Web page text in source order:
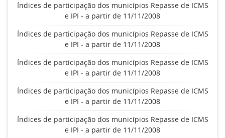
Índices de participação dos municípios Repasse de ICMS
e IPI - a partir de 11/11/2008
Índices de participação dos municípios Repasse de ICMS
e IPI - a partir de 11/11/2008
Índices de participação dos municípios Repasse de ICMS
e IPI - a partir de 11/11/2008
Índices de participação dos municípios Repasse de ICMS
e IPI - a partir de 11/11/2008
Índices de participação dos municípios Repasse de ICMS
e IPI - a partir de 11/11/2008